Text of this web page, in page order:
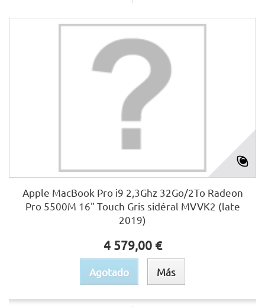
Apple MacBook Pro i9 2,3Ghz 32Go/2To Radeon
Pro 5500M 16" Touch Gris sidéral MVVK2 (late
2019)
4 579,00 €
Agotado Más